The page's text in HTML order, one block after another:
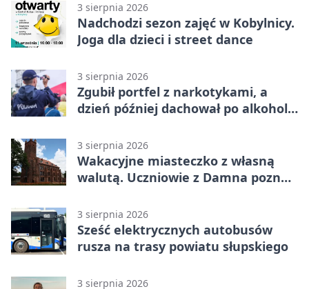
3 sierpnia 2026
Nadchodzi sezon zajęć w Kobylnicy.
Joga dla dzieci i street dance
3 sierpnia 2026
Zgubił portfel z narkotykami, a
dzień później dachował po alkoholu
3 sierpnia 2026
Wakacyjne miasteczko z własną
walutą. Uczniowie z Damna poznali
3 sierpnia 2026
Sześć elektrycznych autobusów
rusza na trasy powiatu słupskiego
3 sierpnia 2026